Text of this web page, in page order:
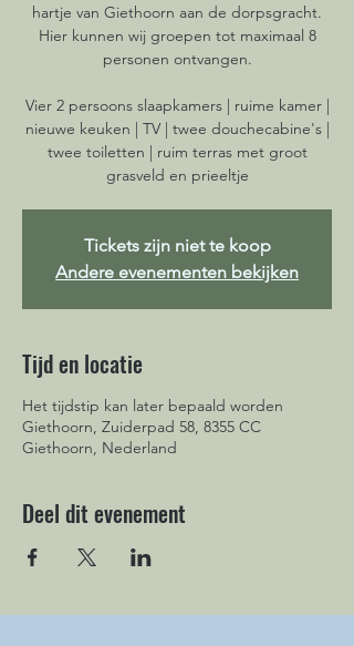
hartje van Giethoorn aan de dorpsgracht.
Hier kunnen wij groepen tot maximaal 8
personen ontvangen.
Vier 2 persoons slaapkamers | ruime kamer |
nieuwe keuken | TV | twee douchecabine's |
twee toiletten | ruim terras met groot
grasveld en prieeltje
Tickets zijn niet te koop
Andere evenementen bekijken
Tijd en locatie
Het tijdstip kan later bepaald worden
Giethoorn, Zuiderpad 58, 8355 CC
Giethoorn, Nederland
Deel dit evenement